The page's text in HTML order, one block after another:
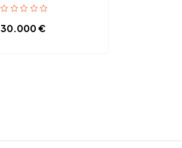
30.000€